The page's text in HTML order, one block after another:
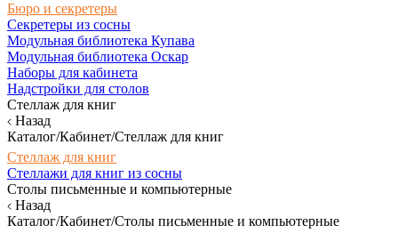
Бюро и секретеры
Секретеры из сосны
Модульная библиотека Купава
Модульная библиотека Оскар
Наборы для кабинета
Надстройки для столов
Стеллаж для книг
Назад
Каталог/Кабинет/Стеллаж для книг
Стеллаж для книг
Стеллажи для книг из сосны
Столы письменные и компьютерные
Назад
Каталог/Кабинет/Столы письменные и компьютерные